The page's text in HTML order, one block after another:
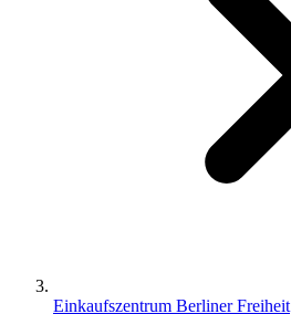
Einkaufszentrum Berliner Freiheit